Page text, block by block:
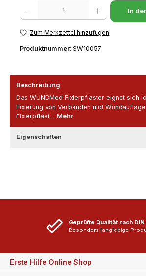
Produkt Anzahl: Gib den gewünschten Wert
In
Zum Merkzettel hinzufügen
Produktnummer: SW10057
Beschreibung
Das WUNDMed Fixierpflaster eignet sich
Fixierung von Verbänden und
Fixierpflast… Mehr
Eigenschaften
Geprüfte Qualität nach DIN
Besonders langlebige
Erste Hilfe Online Shop